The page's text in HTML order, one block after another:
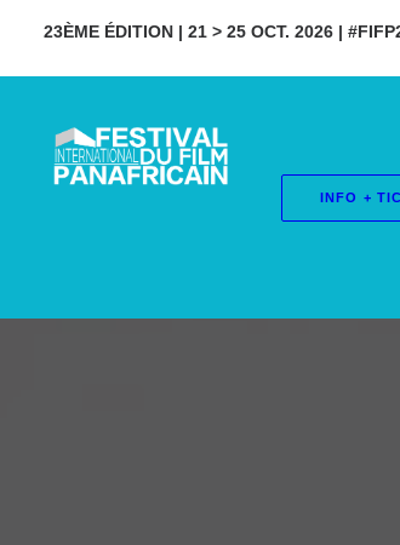
23ÈME ÉDITION | 21 > 25 OCT. 2026 |
INFO +